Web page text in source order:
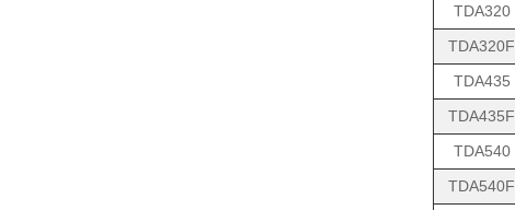
TDA320
TDA320F
TDA435
TDA435F
TDA540
TDA540F